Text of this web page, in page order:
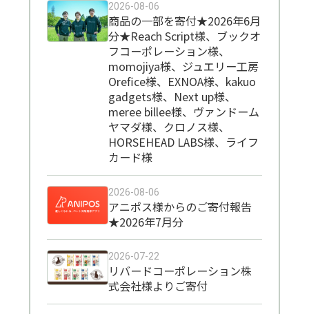
2026-08-06
商品の一部を寄付★2026年6月
分★Reach Script様、ブックオ
フコーポレーション様、
momojiya様、ジュエリー工房
Orefice様、EXNOA様、kakuo
gadgets様、Next up様、
meree billee様、ヴァンドーム
ヤマダ様、クロノス様、
HORSEHEAD LABS様、ライフ
カード様
2026-08-06
アニポス様からのご寄付報告
★2026年7月分
2026-07-22
リバードコーポレーション株
式会社様よりご寄付